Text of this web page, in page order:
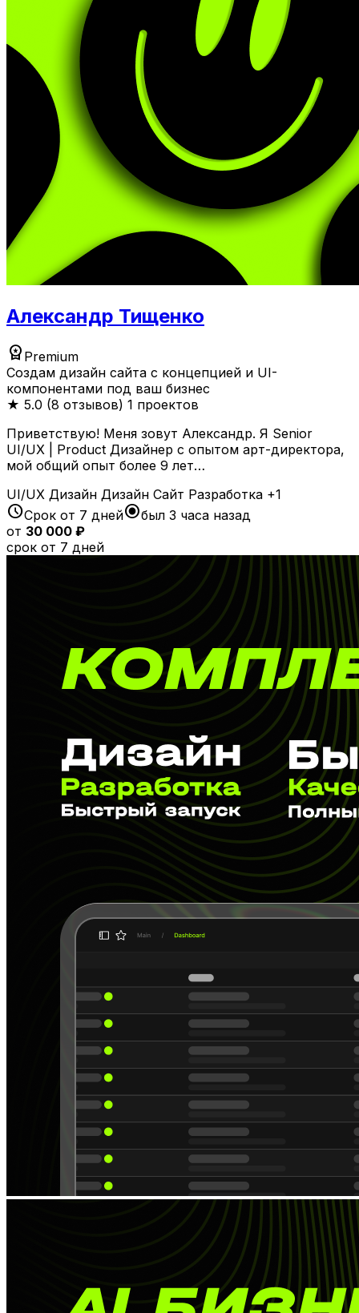
Александр Тищенко
workspace_premium Premium
Создам дизайн сайта с концепцией и UI-
компонентами под ваш бизнес
★ 5.0 (8 отзывов) 1 проектов
Приветствую! Меня зовут Александр. Я Senior
UI/UX | Product Дизайнер с опытом арт-директора,
мой общий опыт более 9 лет…
UI/UX Дизайн Дизайн Сайт Разработка +1
scheduleСрок от 7 днейradio_button_checkedбыл 3 часа назад
от 30 000 ₽
срок от 7 дней